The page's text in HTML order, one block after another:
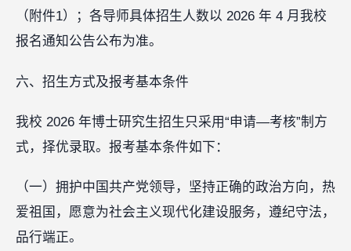
（附件1）；各导师具体招生人数以 2026 年 4 月我校
报名通知公告公布为准。
六、招生方式及报考基本条件
我校 2026 年博士研究生招生只采用“申请—考核”制方
式，择优录取。报考基本条件如下：
（一）拥护中国共产党领导，坚持正确的政治方向，热
爱祖国，愿意为社会主义现代化建设服务，遵纪守法，
品行端正。